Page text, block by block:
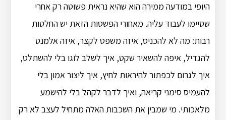
היופי במודעה ממירה הוא שהיא נראית פשוטה רק אחרי
שסיימו לעבוד עליה. מאחורי הפשטות הזאת יש החלטות
רבות: מה לא להכניס, איזה משפט לקצר, איזה אלמנט
להגדיל, איפה להשאיר שקט, איך לשלב לוגו בלי להשתלט,
איך לגרום לכפתור להיראות לחיץ, איך ליצור אמון בלי
להעמיס סימני קריאה, ואיך לדבר לקהל בלי להישמע
מלאכותי. מי שמבין את השכבות האלה מתחיל לעצב לא רק